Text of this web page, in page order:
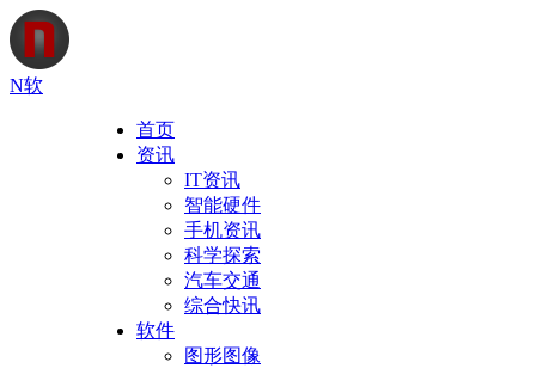
N软
首页
资讯
IT资讯
智能硬件
手机资讯
科学探索
汽车交通
综合快讯
软件
图形图像